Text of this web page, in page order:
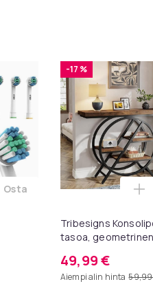
TV BRC0984501 -
Lisää 12-pack Oral-B
Osta
-17 %
Tribesigns
tasoa,
cm, eteispöytä,
sohvapöytä
49,99 €
Aiempi alin hinta